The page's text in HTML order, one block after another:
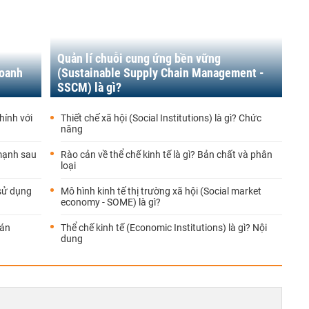
với
sau
dụng
Quản lí chuỗi cung ứng bền vững
(Sustainable Supply Chain Management -
SSCM) là gì?
Thiết chế xã hội (Social Institutions) là gì? Chức
năng
Rào cản về thể chế kinh tế là gì? Bản chất và phân
loại
Mô hình kinh tế thị trường xã hội (Social market
economy - SOME) là gì?
Thể chế kinh tế (Economic Institutions) là gì? Nội
dung